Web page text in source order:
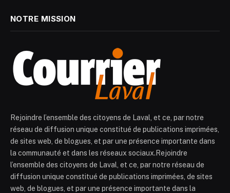
NOTRE MISSION
Rejoindre l’ensemble des citoyens de Laval, et ce, par notre
réseau de diffusion unique constitué de publications imprimées,
de sites web, de blogues, et par une présence importante dans
la communauté et dans les réseaux sociaux.Rejoindre
l’ensemble des citoyens de Laval, et ce, par notre réseau de
diffusion unique constitué de publications imprimées, de sites
web, de blogues, et par une présence importante dans la